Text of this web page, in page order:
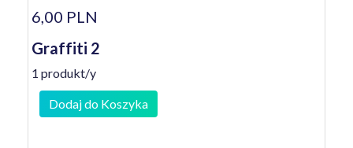
6,00 PLN
Graffiti 2
1 produkt/y
Dodaj do Koszyka